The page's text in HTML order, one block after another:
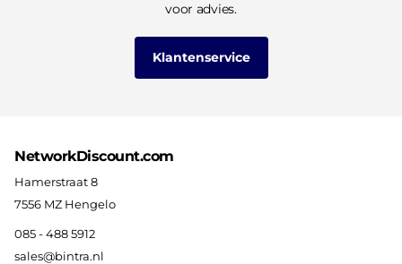
voor advies.
Klantenservice
NetworkDiscount.com
Hamerstraat 8
7556 MZ Hengelo
085 - 488 5912
sales@bintra.nl